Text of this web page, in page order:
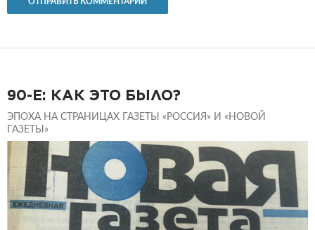
90-Е: КАК ЭТО БЫЛО?
ЭПОХА НА СТРАНИЦАХ ГАЗЕТЫ «РОССИЯ» И «НОВОЙ
ГАЗЕТЫ»